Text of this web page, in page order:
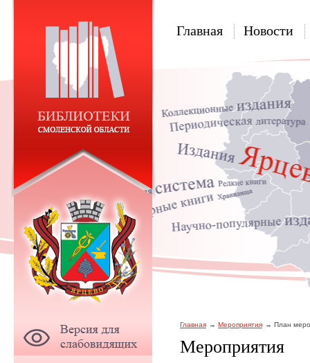
Главная Новости
Главная Мероприятия План
Мероприятия